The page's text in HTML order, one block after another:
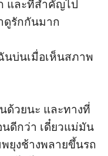
และที่สำคัญไป
ดูรักกันมาก
นบ่นเมื่อเห็นสภาพ
ด้วยนะ และทางที่
ดีกว่า เดี๋ยวแม่มัน
ยุงช้างพลายขึ้นรถ